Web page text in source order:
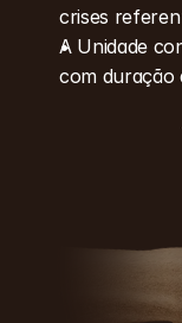
crises
A Unidade
com duração